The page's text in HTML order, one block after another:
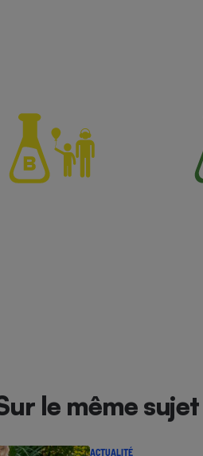
le même sujet
ACTUALITÉ